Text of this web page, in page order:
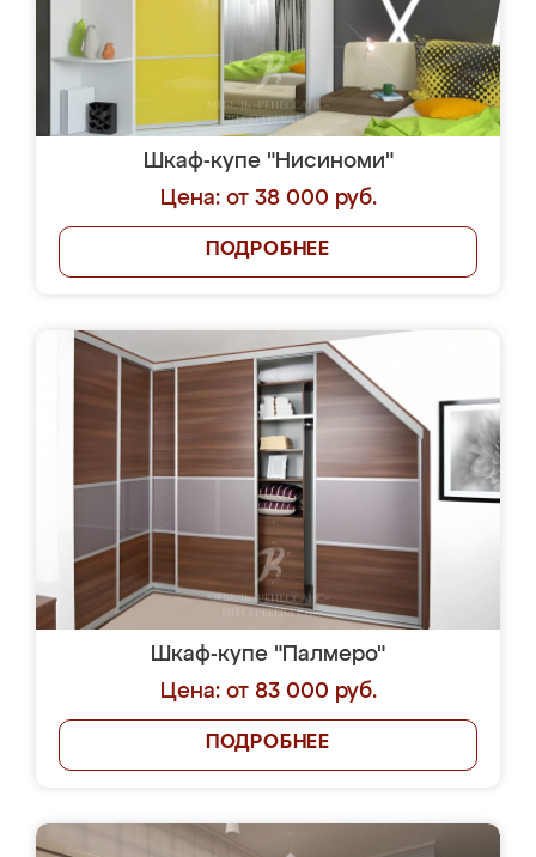
Шкаф-купе "Нисиноми"
Цена: от 38 000 руб.
ПОДРОБНЕЕ
Шкаф-купе "Палмеро"
Цена: от 83 000 руб.
ПОДРОБНЕЕ